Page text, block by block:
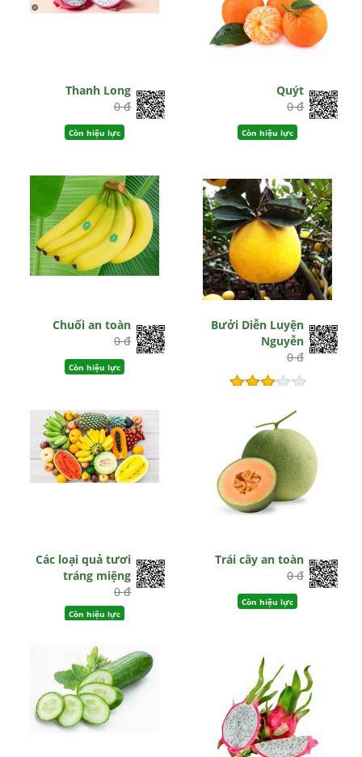
Thanh Long
0 đ
Còn hiệu lực
Quýt
0 đ
Còn hiệu lực
Chuối an toàn
0 đ
Còn hiệu lực
Bưởi Diễn Luyện
Nguyễn
0 đ
Các loại quả tươi
tráng miệng
0 đ
Còn hiệu lực
Trái cây an toàn
0 đ
Còn hiệu lực